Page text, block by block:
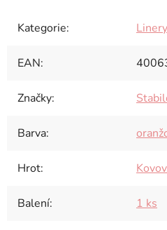
Kategorie: Linery
EAN:
Značky:
Barva:
Hrot:
Balení: 1 ks